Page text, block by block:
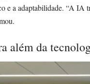
e a adaptabilidade. “A IA
além da